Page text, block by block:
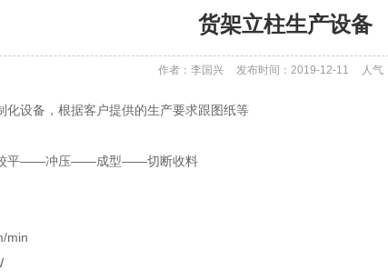
货架立柱生产设备
作者：李国兴 发布时间：2019-12-11 人气
化设备，根据客户提供的生产要求跟图纸等
平——冲压——成型——切断收料
min